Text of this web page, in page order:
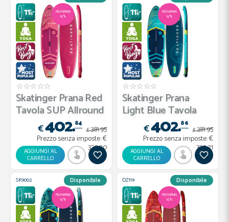
RISPARMIA
14%
Skatinger Prana Red
Tavola SUP Allround
€402.84
€ 381.95
Prezzo senza imposte:€
330.20
AGGIUNGI AL
CARRELLO
RISPARMIA
14%
Skatinger Prana
Light Blue Tavola
SUP All...
€402.86
€ 381.95
Prezzo senza imposte:€
330.21
AGGIUNGI AL
CARRELLO
SK9002 Disponibile
RISPARMIA
14%
DZ119 Disponibile
RISPARMIA
14%